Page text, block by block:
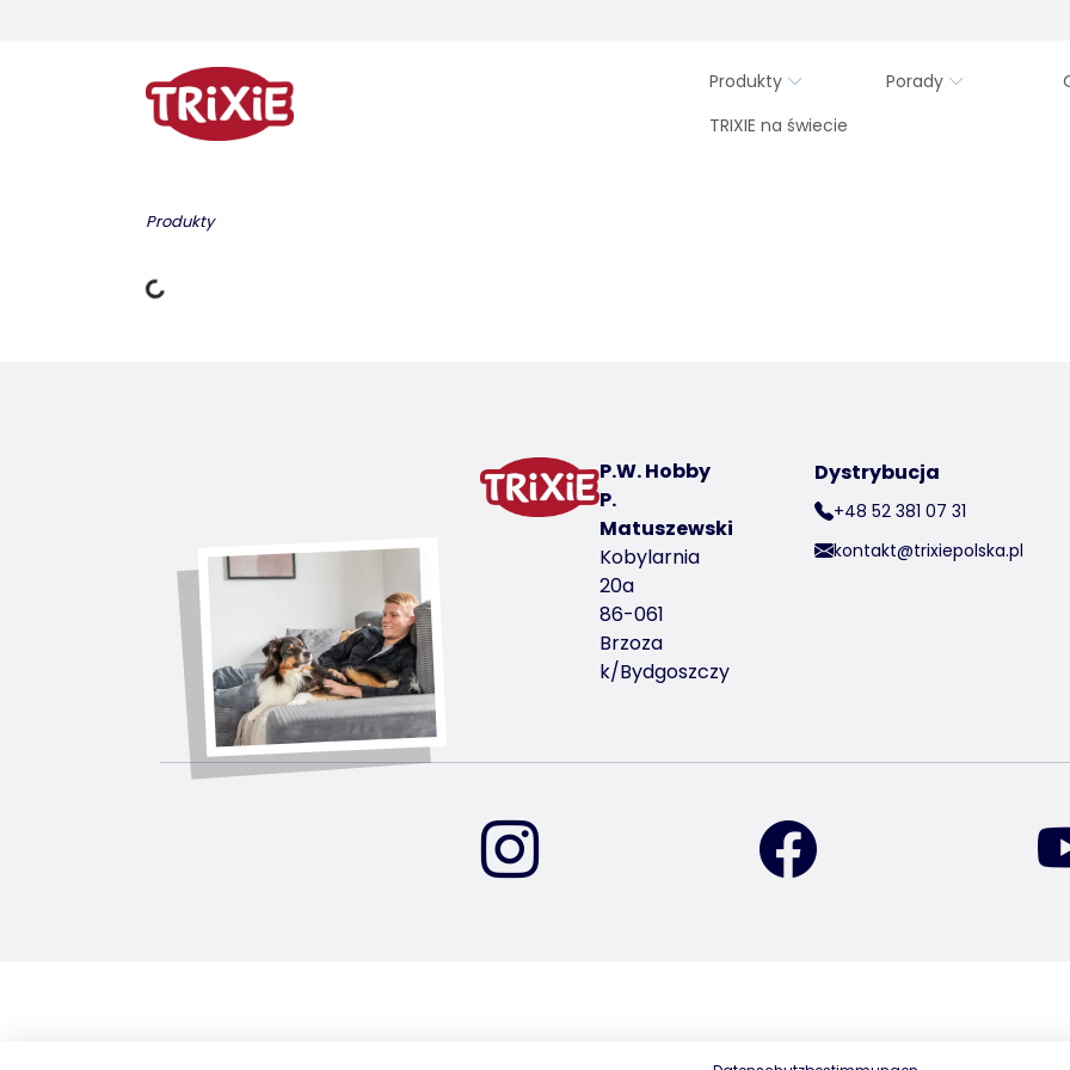
Produkty Porady
TRIXIE na świecie
Produkty
P.W. Hobby
P.
Matuszewski
Kobylarnia
20a
86-061
Brzoza
k/Bydgoszczy
Dystrybucja
+48 52 381 07 31
kontakt@trixiepolska.pl
znajdź nas na Instagramie znajdź nas na